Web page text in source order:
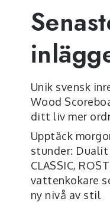
Unik svensk
Wood
ditt liv mer
Upptäck
stunder: Dualit
CLASSIC,
vattenkokare
ny nivå av stil